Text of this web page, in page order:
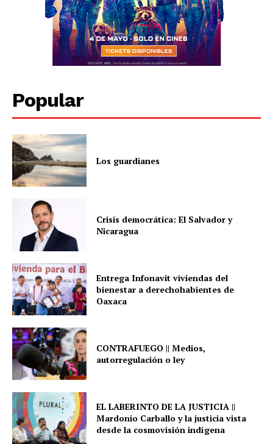
Popular
Los guardianes
Crisis democrática: El Salvador y
Nicaragua
Entrega Infonavit viviendas del
bienestar a derechohabientes de
Oaxaca
CONTRAFUEGO || Medios,
autorregulación o ley
EL LABERINTO DE LA JUSTICIA ||
Mardonio Carballo y la justicia vista
desde la cosmovisión indígena